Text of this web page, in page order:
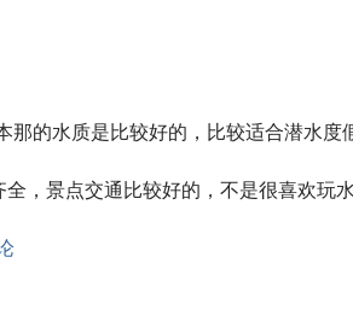
的水质是比较好的，比较适合潜水度
，景点交通比较好的，不是很喜欢玩